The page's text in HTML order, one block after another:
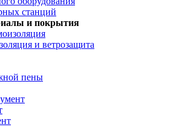
станций
и покрытия
и ветрозащита
пены